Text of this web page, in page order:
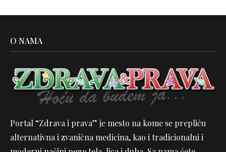
O NAMA
Portal “Zdrava i prava” je mesto na kome se prepliću
alternativna i zvanična medicina, kao i tradicionalni i